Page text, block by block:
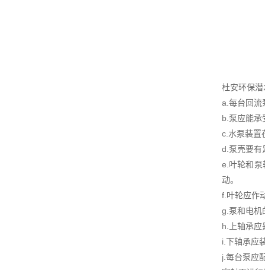
杜安环保
a.每台回流
b.泵应能承
c.水泵装置
d.泵壳要有
e.叶轮和泵
动。
f.叶轮应作
g.泵和电机
h.上轴承应
i.下轴承应
j.每台泵应